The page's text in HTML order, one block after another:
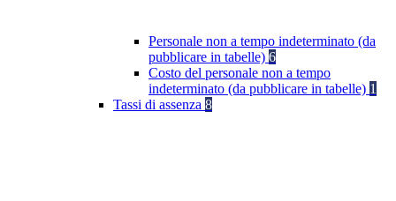
Personale non a tempo indeterminato (da
pubblicare in tabelle) 6
Costo del personale non a tempo
indeterminato (da pubblicare in tabelle) 1
Tassi di assenza 8